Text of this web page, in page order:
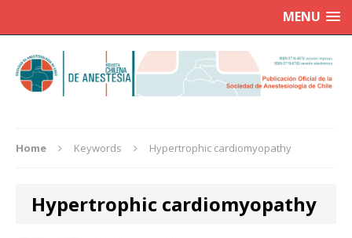
MENU
Home Keywords Hypertrophic cardiomyopathy
Hypertrophic cardiomyopathy